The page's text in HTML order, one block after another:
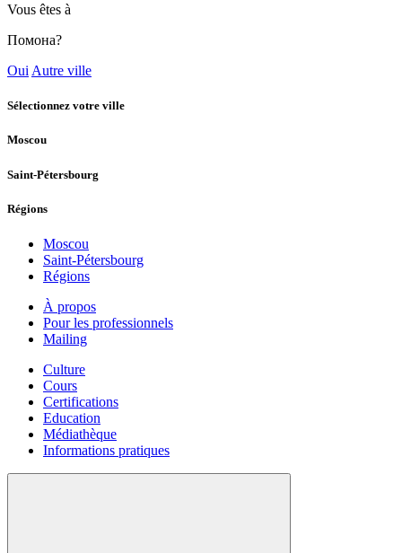
Vous êtes à
Помона?
Oui Autre ville
Sélectionnez votre ville
Moscou
Saint-Pétersbourg
Régions
Moscou
Saint-Pétersbourg
Régions
À propos
Pour les professionnels
Mailing
Culture
Cours
Certifications
Education
Médiathèque
Informations pratiques